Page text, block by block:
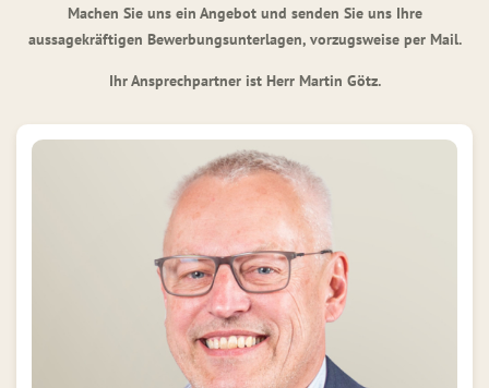
Machen Sie uns ein Angebot und senden Sie uns Ihre
aussagekräftigen Bewerbungsunterlagen, vorzugsweise per Mail.
Ihr Ansprechpartner ist Herr Martin Götz.